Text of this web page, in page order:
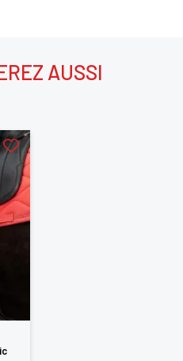
AUSSI
CONNECTER